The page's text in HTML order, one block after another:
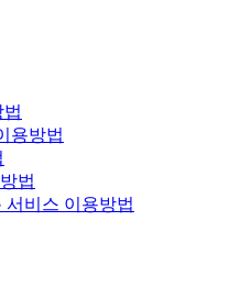
용방법
법
서비스 이용방법